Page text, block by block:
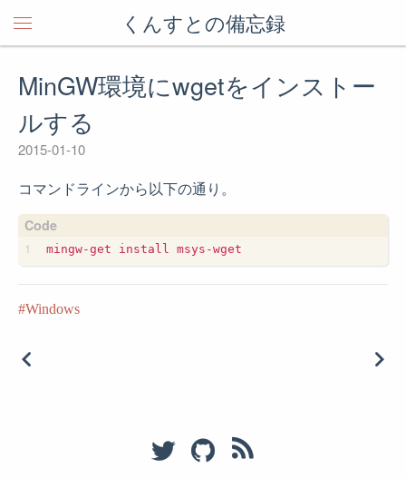
くんすとの備忘録
MinGW環境にwgetをインストー
ルする
2015-01-10
コマンドラインから以下の通り。
Windows